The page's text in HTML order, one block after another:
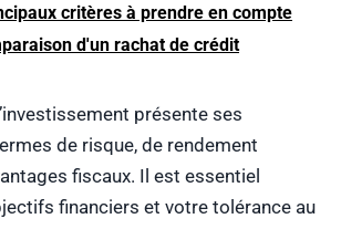
critères à prendre en compte
d'un rachat de crédit
présente ses
de risque, de rendement
fiscaux. Il est essentiel
financiers et votre tolérance au